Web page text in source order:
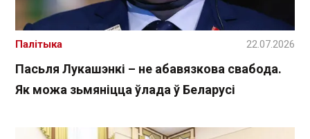
Пасьля Лукашэнкі – не абавязкова свабода.
Як можа зьмяніцца ўлада ў Беларусі
Палітыка 22.07.2026